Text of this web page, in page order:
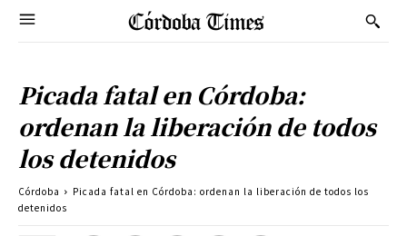
Picada fatal en Córdoba:
ordenan la liberación de todos
los detenidos
Córdoba
Picada fatal en Córdoba: ordenan la liberación de todos los
detenidos